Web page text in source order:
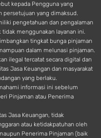
kepada Pengguna yang
yang dimaksud.
pengetahuan dan pengalaman
menggunakan layanan ini.
tingkat bunga pinjaman
dalam melunasi pinjaman.
ilegal tercatat secara digital dan
Jasa Keuangan dan masyarakat
yang berlaku.
informasi ini sebelum
Pinjaman atau Penerima
Jasa Keuangan, tidak
atau ketidakpatuhan oleh
Penerima Pinjaman (baik